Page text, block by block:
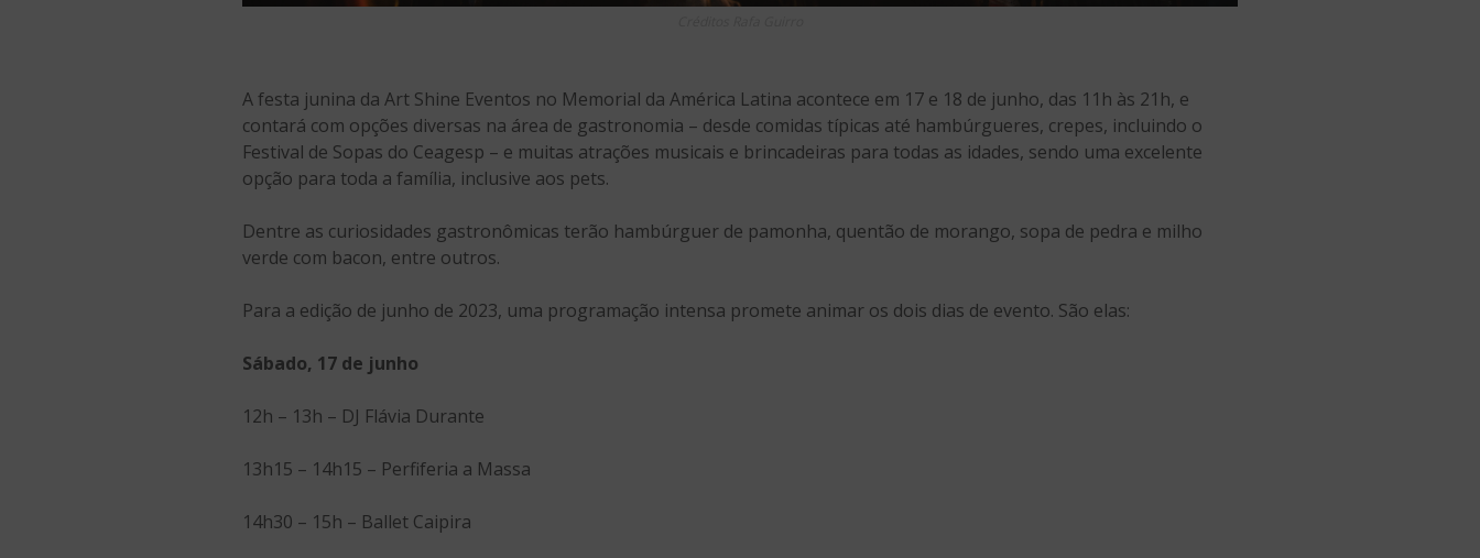
A festa junina da Art Shine Eventos no Memorial da América Latina acontece em 17 e 18 de junho, das 11h às 21h, e
contará com opções diversas na área de gastronomia – desde comidas típicas até hambúrgueres, crepes, incluindo o
Festival de Sopas do Ceagesp – e muitas atrações musicais e brincadeiras para todas as idades, sendo uma excelente
opção para toda a família, inclusive aos pets.
Dentre as curiosidades gastronômicas terão hambúrguer de pamonha, quentão de morango, sopa de pedra e milho
verde com bacon, entre outros.
Para a edição de junho de 2023, uma programação intensa promete animar os dois dias de evento. São elas:
Sábado, 17 de junho
12h – 13h – DJ Flávia Durante
13h15 – 14h15 – Perfiferia a Massa
14h30 – 15h – Ballet Caipira